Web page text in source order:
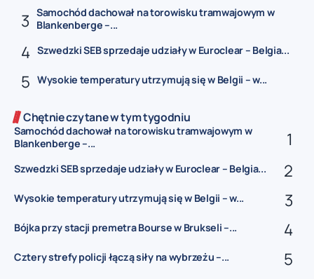
Samochód dachował na torowisku tramwajowym w
Blankenberge –...
Szwedzki SEB sprzedaje udziały w Euroclear – Belgia...
Wysokie temperatury utrzymują się w Belgii – w...
Chętnie czytane w tym tygodniu
Samochód dachował na torowisku tramwajowym w
Blankenberge –...
Szwedzki SEB sprzedaje udziały w Euroclear – Belgia...
Wysokie temperatury utrzymują się w Belgii – w...
Bójka przy stacji premetra Bourse w Brukseli –...
Cztery strefy policji łączą siły na wybrzeżu –...